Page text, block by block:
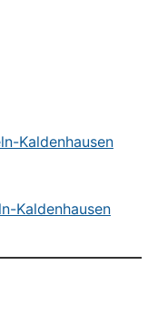
Kaldenhausen
Kaldenhausen